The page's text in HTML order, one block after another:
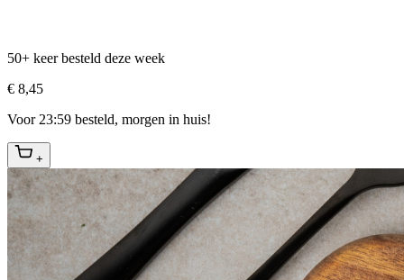
50+ keer besteld deze week
€ 8,45
Voor 23:59 besteld, morgen in huis!
+